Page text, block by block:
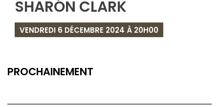
SHARÓN CLARK
VENDREDI 6 DÉCEMBRE 2024 À 20H00
PROCHAINEMENT